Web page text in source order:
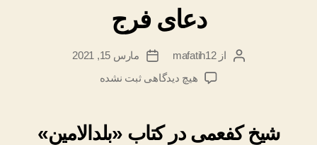
دعای فرج
نویسنده
نوشته
ازmafatih12
تاریخمارس 15, 2021
هیچ دیدگاهیبرای
ثبت نشده
شیخ کفعمی در کتاب «بلدالامین»